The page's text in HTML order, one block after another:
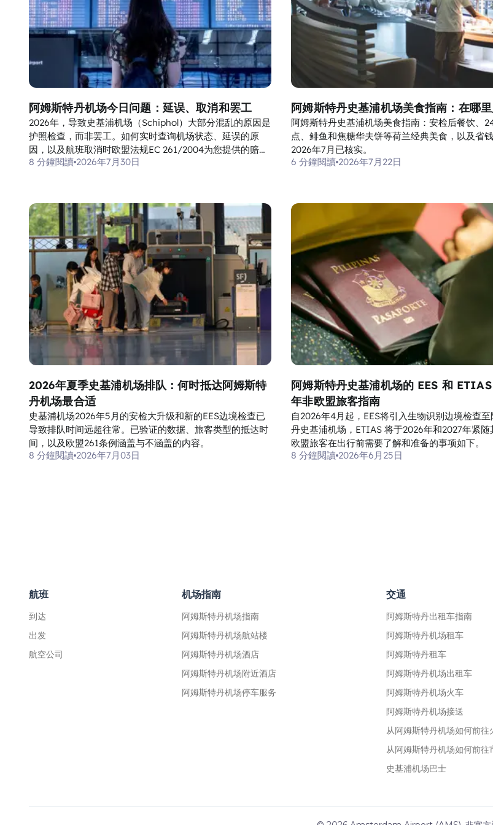
阿姆斯特丹机场今日问题：延误、取消和罢工
2026年，导致史基浦机场（Schiphol）大部分混乱的原因是
护照检查，而非罢工。如何实时查询机场状态、延误的原
因，以及航班取消时欧盟法规EC 261/2004为您提供的赔
偿。
8 分鐘閱讀 2026年7月30日
阿姆斯特丹史基浦机场美食指南：在哪
阿姆斯特丹史基浦机场美食指南：安检后餐饮、
点、鲱鱼和焦糖华夫饼等荷兰经典美食，以及省钱
2026年7月已核实。
6 分鐘閱讀 2026年7月22日
2026年夏季史基浦机场排队：何时抵达阿姆斯特
丹机场最合适
史基浦机场2026年5月的安检大升级和新的EES边境检查已
导致排队时间远超往常。已验证的数据、旅客类型的抵达时
间，以及欧盟261条例涵盖与不涵盖的内容。
8 分鐘閱讀 2026年7月03日
阿姆斯特丹史基浦机场的 EES 和
年非欧盟旅客指南
自2026年4月起，EES将引入生物识别边境检查
丹史基浦机场，ETIAS 将于2026年和2027年紧随
欧盟旅客在出行前需要了解和准备的事项如下。
8 分鐘閱讀 2026年6月25日
航班
到达
出发
航空公司
机场指南
阿姆斯特丹机场指南
阿姆斯特丹机场航站楼
阿姆斯特丹机场酒店
阿姆斯特丹机场附近酒店
阿姆斯特丹机场停车服务
交通
阿姆斯特丹出租车指南
阿姆斯特丹机场租车
阿姆斯特丹租车
阿姆斯特丹机场出租车
阿姆斯特丹机场火车
阿姆斯特丹机场接送
从阿姆斯特丹机场如何前往
从阿姆斯特丹机场如何前往
史基浦机场巴士